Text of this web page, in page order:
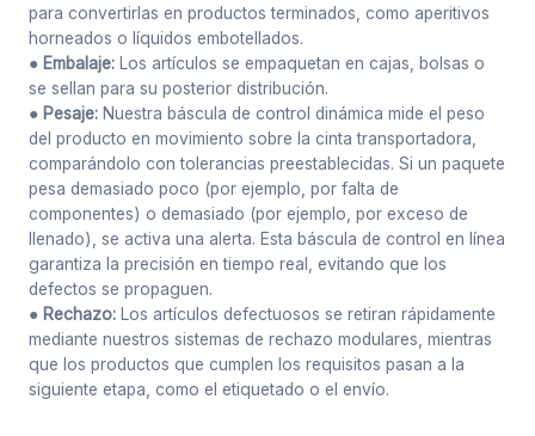
para convertirlas en productos terminados, como aperitivos
horneados o líquidos embotellados.
● Embalaje: Los artículos se empaquetan en cajas, bolsas o
se sellan para su posterior distribución.
● Pesaje: Nuestra báscula de control dinámica mide el peso
del producto en movimiento sobre la cinta transportadora,
comparándolo con tolerancias preestablecidas. Si un paquete
pesa demasiado poco (por ejemplo, por falta de
componentes) o demasiado (por ejemplo, por exceso de
llenado), se activa una alerta. Esta báscula de control en línea
garantiza la precisión en tiempo real, evitando que los
defectos se propaguen.
● Rechazo: Los artículos defectuosos se retiran rápidamente
mediante nuestros sistemas de rechazo modulares, mientras
que los productos que cumplen los requisitos pasan a la
siguiente etapa, como el etiquetado o el envío.